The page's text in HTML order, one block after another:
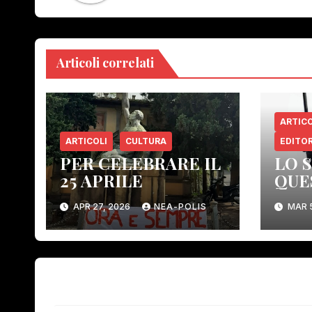
Articoli correlati
ARTICOLI CULTURA
PER CELEBRARE IL
25 APRILE
APR 27, 2026 NEA-POLIS
LO
MAR